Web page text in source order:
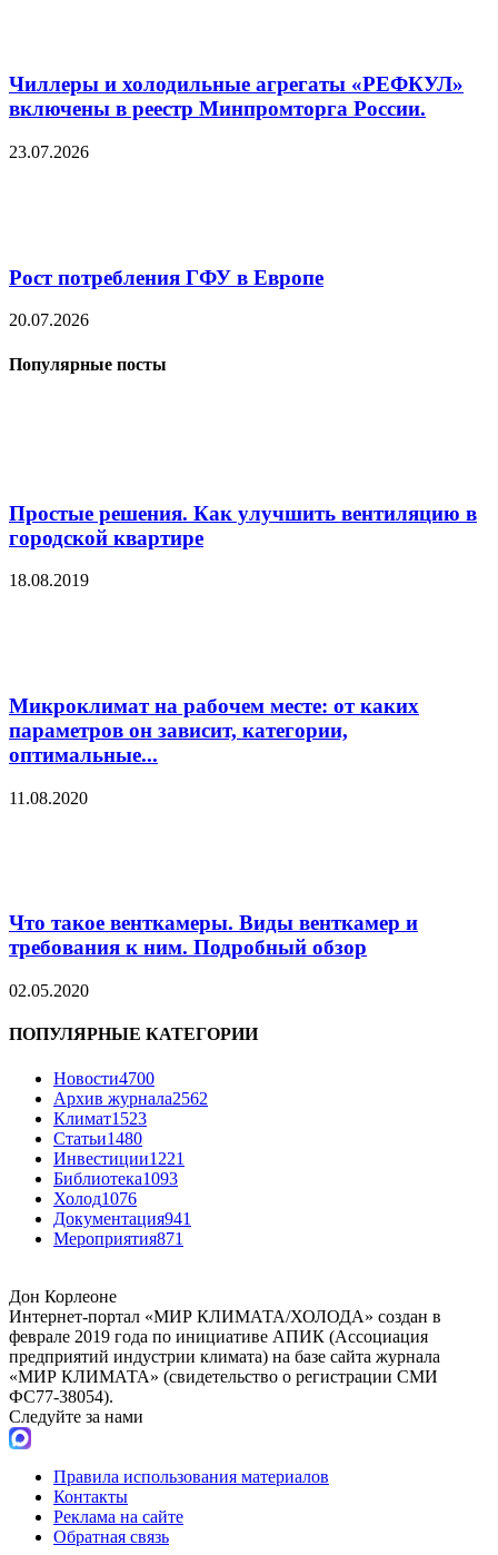
Чиллеры и холодильные агрегаты «РЕФКУЛ»
включены в реестр Минпромторга России.
23.07.2026
Рост потребления ГФУ в Европе
20.07.2026
Популярные посты
Простые решения. Как улучшить вентиляцию в
городской квартире
18.08.2019
Микроклимат на рабочем месте: от каких
параметров он зависит, категории,
оптимальные...
11.08.2020
Что такое венткамеры. Виды венткамер и
требования к ним. Подробный обзор
02.05.2020
ПОПУЛЯРНЫЕ КАТЕГОРИИ
Новости4700
Архив журнала2562
Климат1523
Статьи1480
Инвестиции1221
Библиотека1093
Холод1076
Документация941
Мероприятия871
Дон Корлеоне
Интернет-портал «МИР КЛИМАТА/ХОЛОДА» создан в
феврале 2019 года по инициативе АПИК (Ассоциация
предприятий индустрии климата) на базе сайта журнала
«МИР КЛИМАТА» (свидетельство о регистрации СМИ
ФС77-38054).
Следуйте за нами
Правила использования материалов
Контакты
Реклама на сайте
Обратная связь